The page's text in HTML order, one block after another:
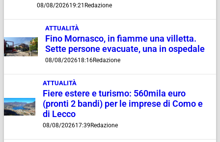
08/08/202619:21 Redazione
ATTUALITÀ
Fino Mornasco, in fiamme una villetta.
Sette persone evacuate, una in ospedale
08/08/202618:16Redazione
ATTUALITÀ
Fiere estere e turismo: 560mila euro
(pronti 2 bandi) per le imprese di Como e
di Lecco
08/08/202617:39 Redazione